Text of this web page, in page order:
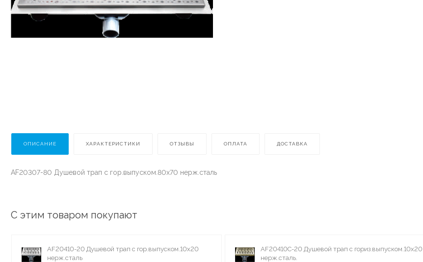
ОПИСАНИЕ ХАРАКТЕРИСТИКИ ОТЗЫВЫ ОПЛАТА ДОСТАВКА
AF20307-80 Душевой трап с гор.выпуском.80х70 нерж.сталь
С этим товаром покупают
AF20410-20 Душевой трап с гор.выпуском.10х20
нерж.сталь
AF20410C-20 Душевой трап с гориз.выпуском.10х20
нерж.сталь.